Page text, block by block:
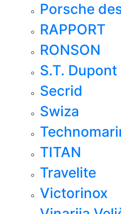
Porsche
RAPPORT
RONSON
S.T. Dupont
Secrid
Swiza
TITAN
Travelite
Victorinox